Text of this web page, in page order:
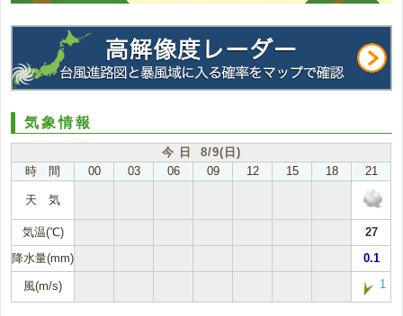
気象情報
今 日 8/9(日)
時 間
00 03 06 09 12 15 18 21
天 気
気温(℃)
27
降水量(mm)
0.1
風(m/s) 1